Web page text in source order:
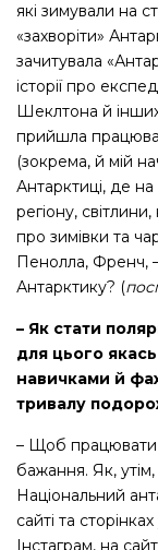
які зимували на
«захворіти»
зачитувала
історії про
Шеклтона й
прийшла
(зокрема, й мій
Антарктиці, де на
регіону,
про зимівки та
Пенолла, Френч,
Антарктику? (
– Як стати
для цього
навичками й
тривалу
– Щоб працювати
бажання. Як,
Національний
сайті та